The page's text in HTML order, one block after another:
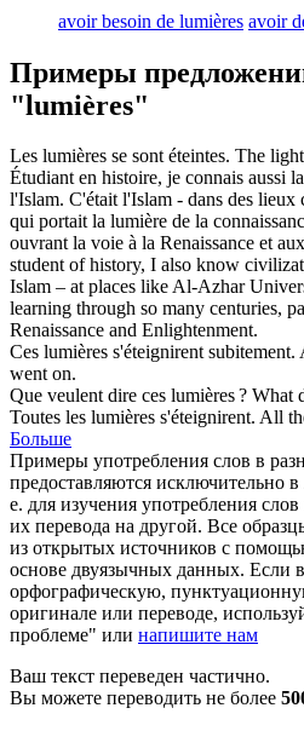
avoir besoin de lumières avoir
Примеры
"lumières"
Les lumières se sont éteintes. The
Étudiant en histoire, je connais aussi
l'Islam. C'était l'Islam - dans des
qui portait la lumière de la
ouvrant la voie à la Renaissance et aux
student of history, I also know
Islam – at places like Al-Azhar
learning through so many centuries,
Renaissance and Enlightenment.
Ces lumières s'éteignirent subitement.
went on.
Que veulent dire ces lumières? What
Toutes les lumières s'éteignirent. All
Больше
Примеры употребления слов в
предоставляются исключительно
е. для изучения употребления
их перевода на другой. Все
из открытых источников с
основе двуязычных данных. Если
орфографическую,
оригинале или переводе,
проблеме" или напишите нам
Ваш текст переведен частично.
Вы можете переводить не более